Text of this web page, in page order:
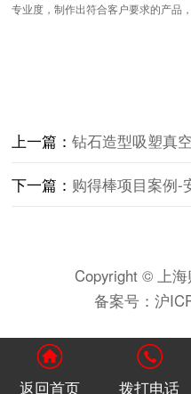
专业度，制作出符合客户要求的产品
上一篇：钻石造型吸塑真
下一篇： 购得棒项目案例-安澜
Copyright © 上
备案号： 沪
返回首页 拨打电话